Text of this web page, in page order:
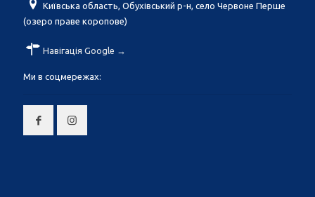
Київська область, Обухівський р-н, село Червоне Перше
(озеро праве коропове)
Навігація Google →
Ми в соцмережах: